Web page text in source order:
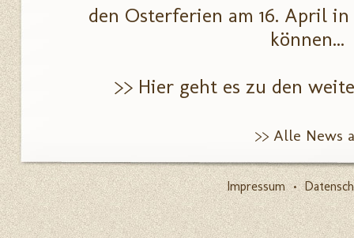
den Osterferien am 16. April
können...
>> Hier geht es zu den
>> Alle News
Impressum •